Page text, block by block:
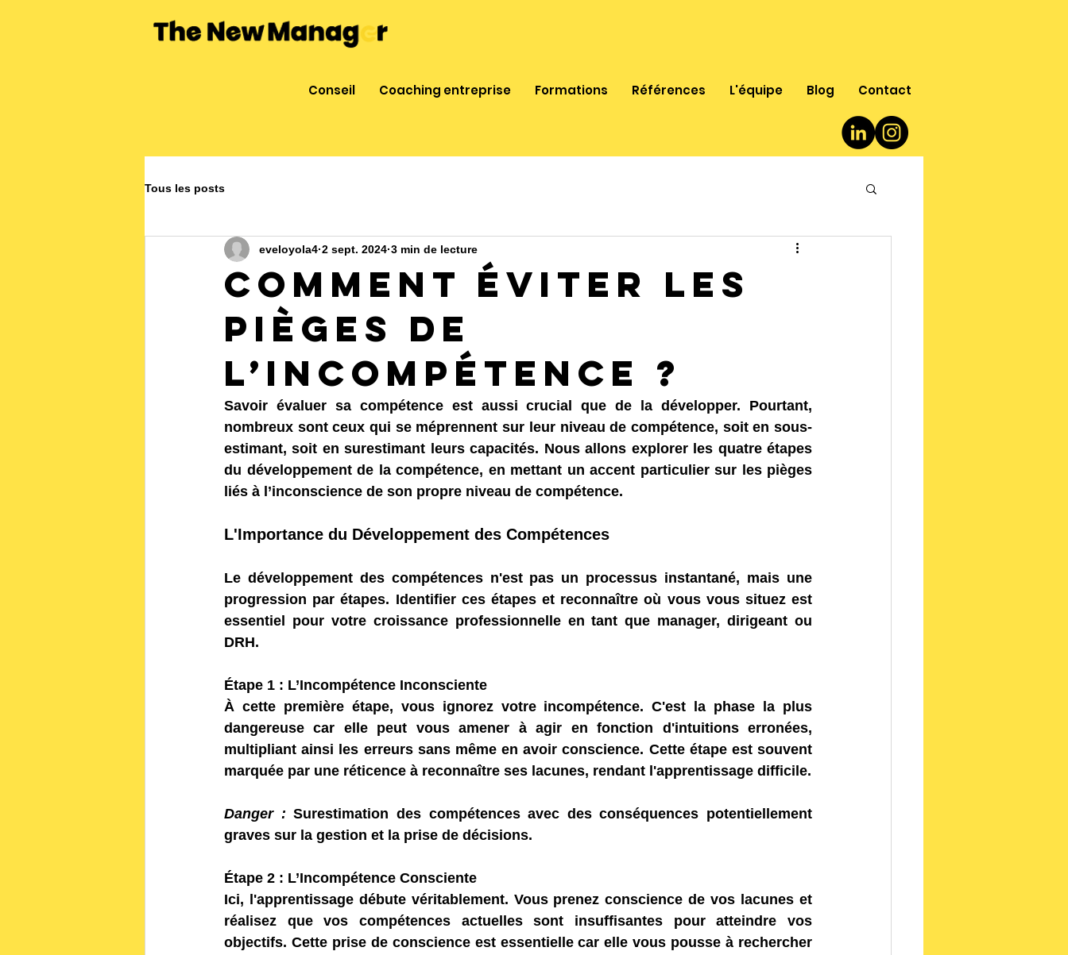
Conseil Coaching entreprise Formations Références L'équipe Blog Contact
Tous les posts
Comment Éviter les
Pièges de
l’incompétence ?
eveloyola4 2 sept. 2024 3 min de lecture
Savoir évaluer sa compétence est aussi crucial que de la développer. Pourtant,
nombreux sont ceux qui se méprennent sur leur niveau de compétence, soit en sous-
estimant, soit en surestimant leurs capacités. Nous allons explorer les quatre étapes
du développement de la compétence, en mettant un accent particulier sur les pièges
liés à l’inconscience de son propre niveau de compétence.
L'Importance du Développement des Compétences
Le développement des compétences n'est pas un processus instantané, mais une
progression par étapes. Identifier ces étapes et reconnaître où vous vous situez est
essentiel pour votre croissance professionnelle en tant que manager, dirigeant ou
DRH.
Étape 1 : L’Incompétence Inconsciente
À cette première étape, vous ignorez votre incompétence. C'est la phase la plus
dangereuse car elle peut vous amener à agir en fonction d'intuitions erronées,
multipliant ainsi les erreurs sans même en avoir conscience. Cette étape est souvent
marquée par une réticence à reconnaître ses lacunes, rendant l'apprentissage difficile.
Danger : Surestimation des compétences avec des conséquences potentiellement
graves sur la gestion et la prise de décisions.
Étape 2 : L’Incompétence Consciente
Ici, l'apprentissage débute véritablement. Vous prenez conscience de vos lacunes et
réalisez que vos compétences actuelles sont insuffisantes pour atteindre vos
objectifs. Cette prise de conscience est essentielle car elle vous pousse à rechercher